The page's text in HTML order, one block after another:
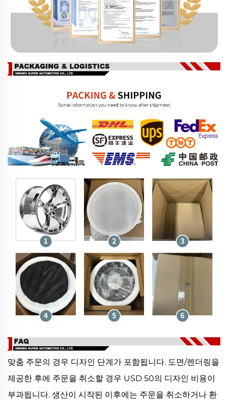
맞춤 주문의 경우 디자인 단계가 포함됩니다. 도면/렌더링을
제공한 후에 주문을 취소할 경우 USD 50의 디자인 비용이
부과됩니다. 생산이 시작된 이후에는 주문을 취소하거나 환